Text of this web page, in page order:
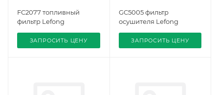
FC2077 топливный
фильтр Lefong
ЗАПРОСИТЬ ЦЕНУ
GC5005 фильтр
осушителя Lefong
ЗАПРОСИТЬ ЦЕНУ